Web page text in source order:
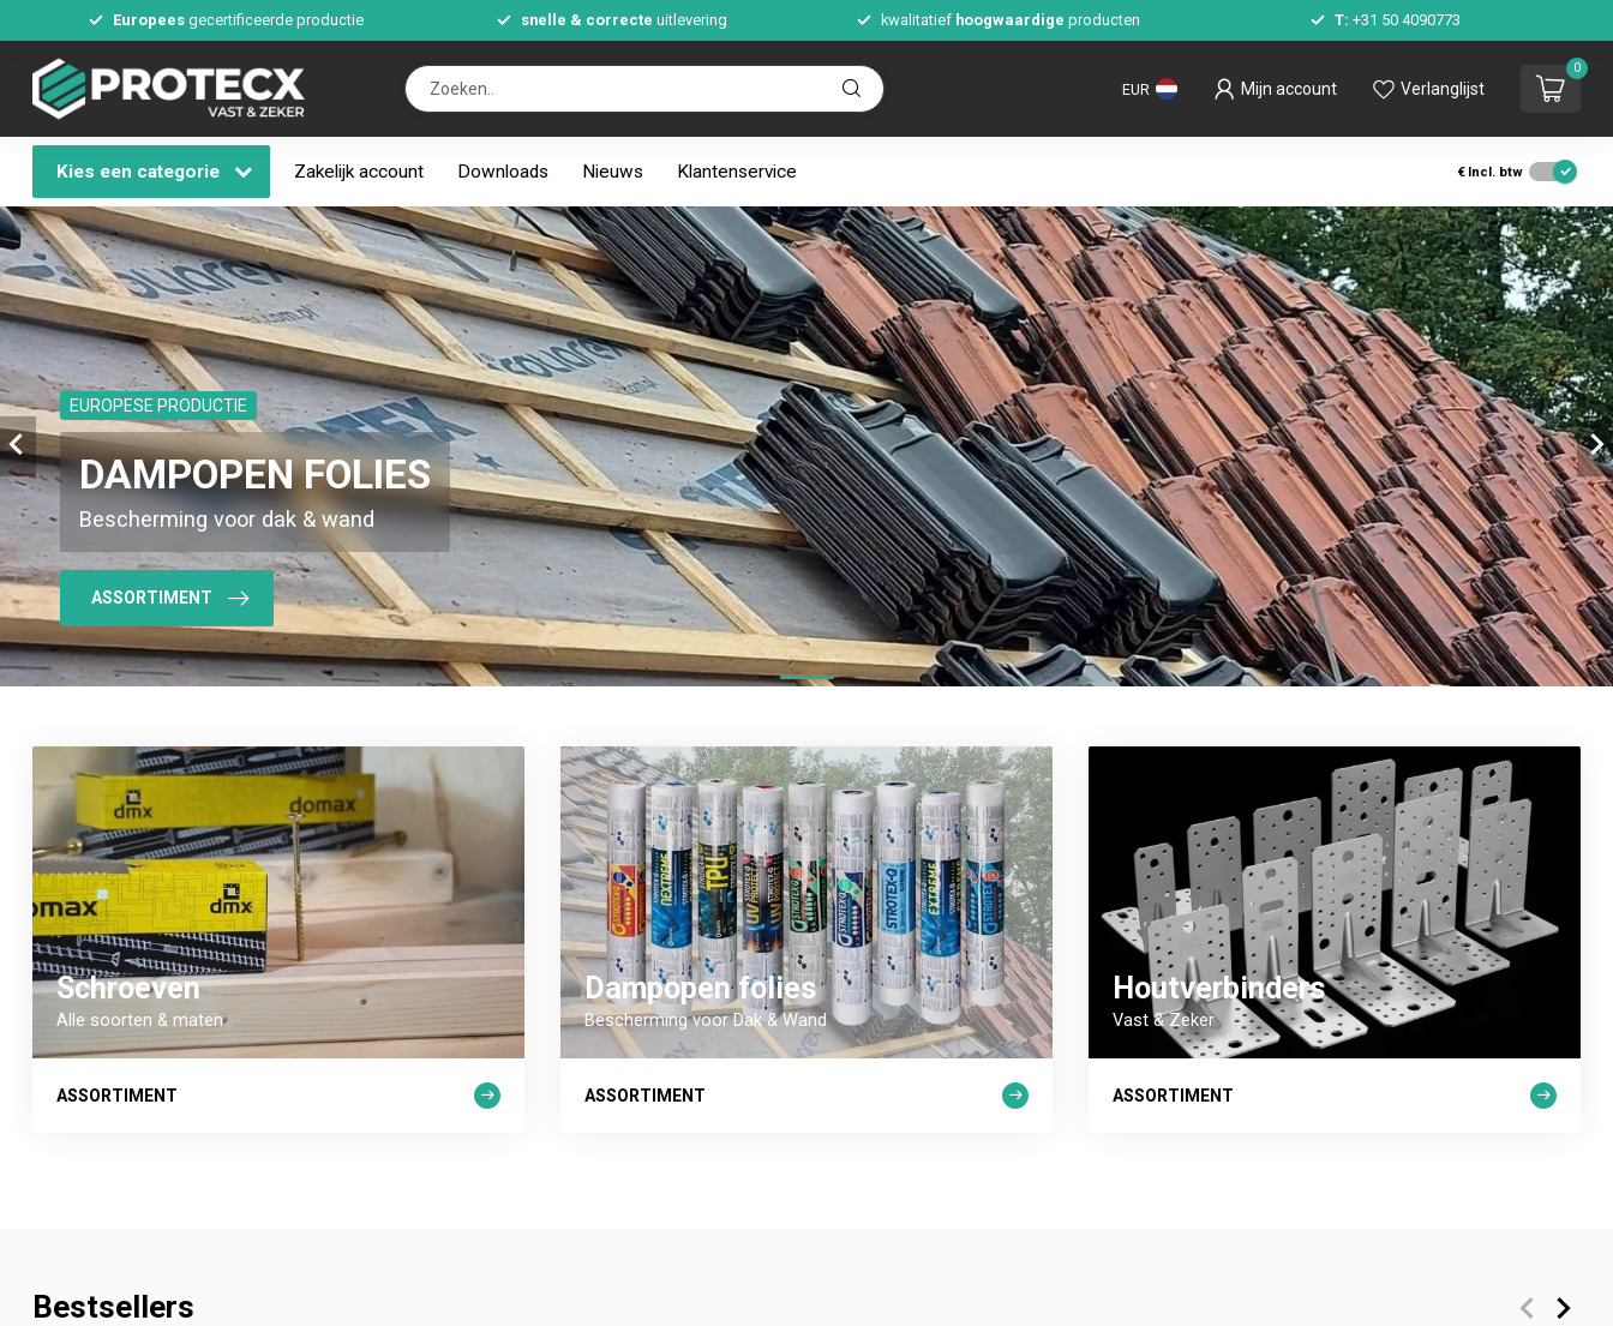
Europeesgecertificeerde productie snelle & correcte uitlevering kwalitatief hoogwaardige producten T: +31 50 4090773
EUR Mijn account Verlanglijst
0
Kies een categorie Zakelijk account Downloads Nieuws Klantenservice € Incl. btw
EUROPESE PRODUCTIE
SCHROEVEN
Alle soorten & maten
ASSORTIMENT
Schroeven
Alle soorten & maten
ASSORTIMENT
Dampopen folies
Bescherming voor Dak & Wand
ASSORTIMENT
Houtverbinders
Vast & Zeker
ASSORTIMENT
Bestsellers